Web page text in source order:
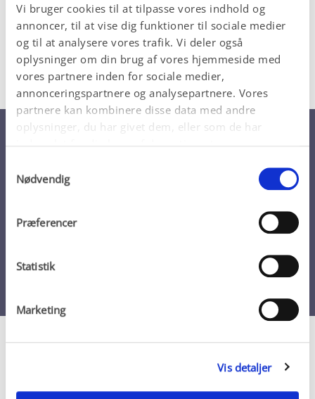
Vi bruger cookies til at tilpasse vores indhold og
annoncer, til at vise dig funktioner til sociale medier
og til at analysere vores trafik. Vi deler også
oplysninger om din brug af vores hjemmeside med
vores partnere inden for sociale medier,
annonceringspartnere og analysepartnere. Vores
partnere kan kombinere disse data med andre
oplysninger, du har givet dem, eller som de har
Nødvendig
Præferencer
Statistik
Marketing
Vis detaljer
Vi leverer ekspertise gennem
videnskab
Vi fokuserer på vores forskning og udvikling for en
Vores videncenter